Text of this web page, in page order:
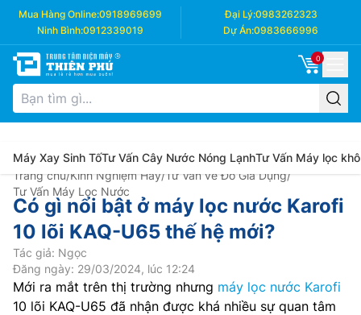
Mua Hàng Online:0918969699 Đại Lý:0983262323
Ninh Bình:0912339019 Dự Án:0983666996
0
Máy Xay Sinh TốTư Vấn Cây Nước Nóng LạnhTư Vấn Máy lọc
Trang chủ/Kinh Nghiệm Hay/Tư Vấn về Đồ Gia Dụng/
Tư Vấn Máy Lọc Nước
Có gì nổi bật ở máy lọc nước Karofi
10 lõi KAQ-U65 thế hệ mới?
Tác giả: Ngọc
Đăng ngày: 29/03/2024, lúc 12:24
Mới ra mắt trên thị trường nhưng máy lọc nước Karofi
10 lõi KAQ-U65 đã nhận được khá nhiều sự quan tâm